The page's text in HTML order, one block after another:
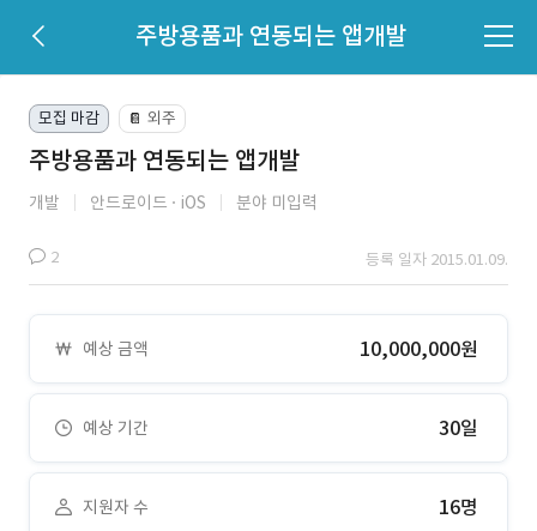
주방용품과 연동되는 앱개발
모집 마감 📔 외주
주방용품과 연동되는 앱개발
개발 안드로이드 iOS 분야 미입력
2 등록 일자 2015.01.09.
예상 금액 10,000,000원
예상 기간 30일
지원자 수 16명